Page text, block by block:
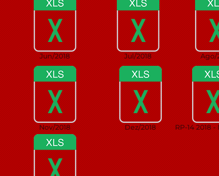
Jun/2018
Nov/2018
Jul/2018 Ago/
Dez/2018 RP-14 2018